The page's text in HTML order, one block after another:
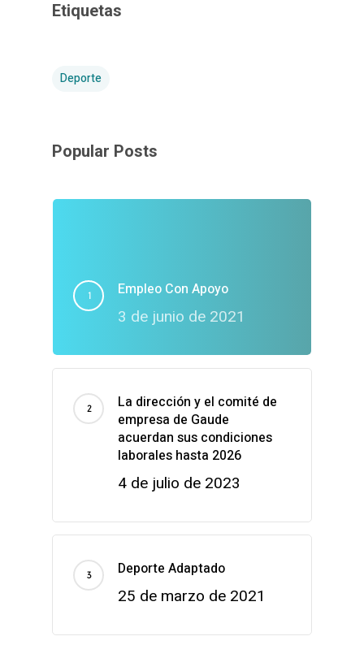
Etiquetas
Deporte
Popular Posts
Empleo Con Apoyo
3 de junio de 2021
La dirección y el comité de
empresa de Gaude
acuerdan sus condiciones
laborales hasta 2026
4 de julio de 2023
Deporte Adaptado
25 de marzo de 2021